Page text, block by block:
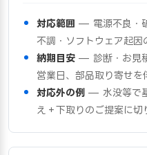
対応範囲 — 電源不良・
不調・ソフトウェア起因
納期目安 — 診断・お見
営業日、部品取り寄せを
対応外の例 — 水没等で
え＋下取りのご提案に切